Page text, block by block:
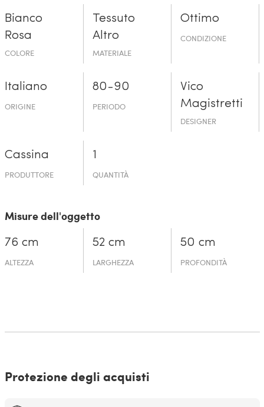
Bianco
Rosa
COLORE
Tessuto
Altro
MATERIALE
Ottimo
CONDIZIONE
Italiano
ORIGINE
80-90
PERIODO
Vico
Magistretti
DESIGNER
Cassina
PRODUTTORE
1
QUANTITÀ
Misure dell'oggetto
76 cm
ALTEZZA
52 cm
LARGHEZZA
50 cm
PROFONDITÀ
Protezione degli acquisti